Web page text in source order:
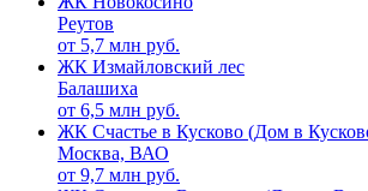
Реутов
от 5,7 млн руб.
ЖК Измайловский лес
Балашиха
от 6,5 млн руб.
ЖК Счастье в Кусково (Дом в
Москва, ВАО
от 9,7 млн руб.